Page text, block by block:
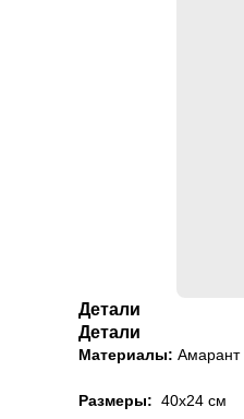
Детали
Детали
Материалы: Амарант
Размеры: 40х24 см